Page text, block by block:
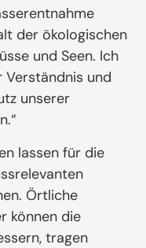
der ökologischen
und Seen. Ich
Verständnis und
unserer
lassen für die
Örtliche
können die
tragen